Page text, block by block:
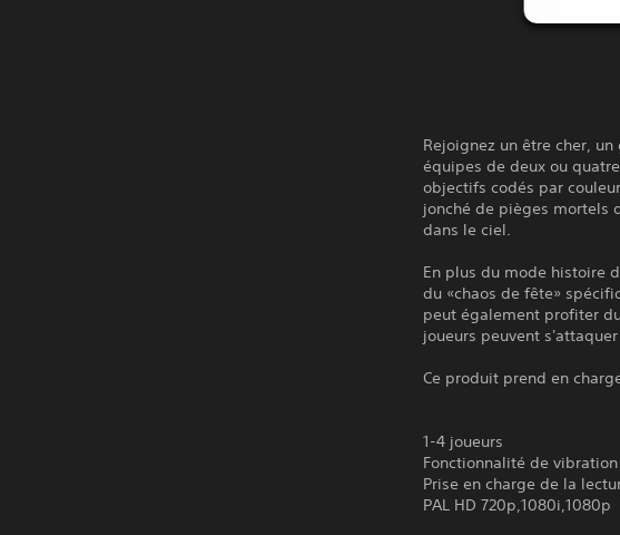
Rejoignez un être cher,
équipes de deux ou
objectifs codés par
jonché de pièges mortels
dans le ciel.
En plus du mode histoire
du «chaos de fête»
peut également profiter
joueurs peuvent
Ce produit prend en
1-4 joueurs
Fonctionnalité de vibration
Prise en charge de la
PAL HD 720p,1080i,1080p